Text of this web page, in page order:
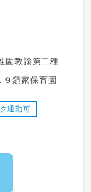
稚園教諭第一種 幼稚園教諭第二種
類家保育園
通勤可